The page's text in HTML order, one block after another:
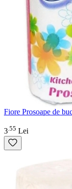
Fiore Prosoape de
3 55 Lei